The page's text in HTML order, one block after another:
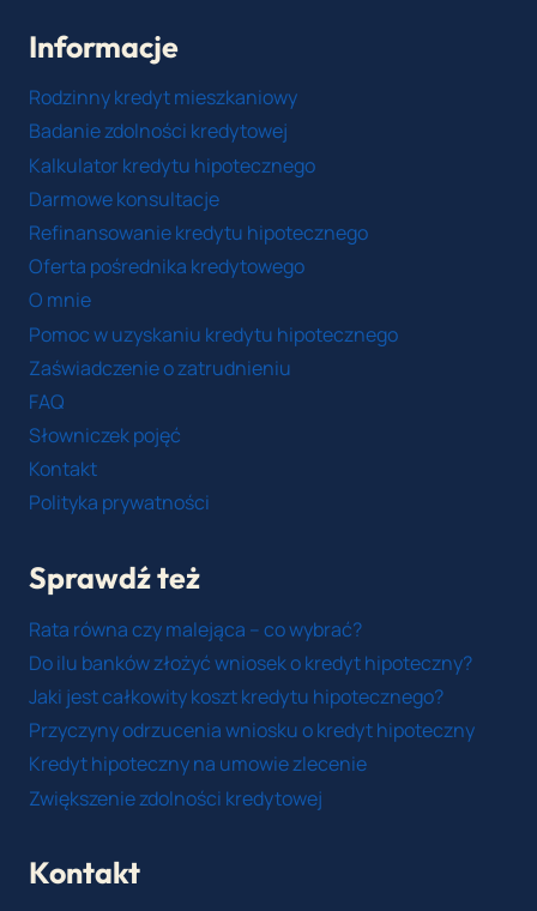
Informacje
Rodzinny kredyt mieszkaniowy
Badanie zdolności kredytowej
Kalkulator kredytu hipotecznego
Darmowe konsultacje
Refinansowanie kredytu hipotecznego
Oferta pośrednika kredytowego
O mnie
Pomoc w uzyskaniu kredytu hipotecznego
Zaświadczenie o zatrudnieniu
FAQ
Słowniczek pojęć
Kontakt
Polityka prywatności
Sprawdź też
Rata równa czy malejąca – co wybrać?
Do ilu banków złożyć wniosek o kredyt hipoteczny?
Jaki jest całkowity koszt kredytu hipotecznego?
Przyczyny odrzucenia wniosku o kredyt hipoteczny
Kredyt hipoteczny na umowie zlecenie
Zwiększenie zdolności kredytowej
Kontakt